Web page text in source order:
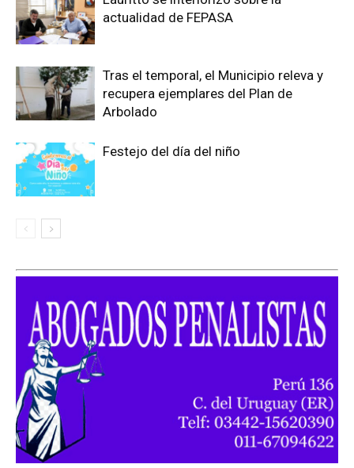
actualidad de FEPASA
Tras el temporal, el Municipio releva y
recupera ejemplares del Plan de
Arbolado
Festejo del día del niño